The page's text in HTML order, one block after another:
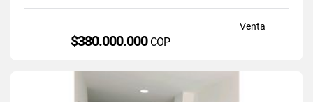
Venta
$380.000.000 COP